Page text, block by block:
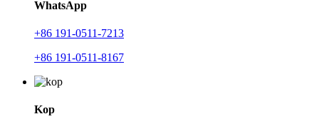
WhatsApp
+86 191-0511-7213
+86 191-0511-8167
Kop